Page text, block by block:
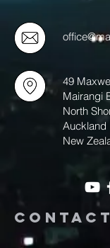
49
Mairangi
North
Auckland
New